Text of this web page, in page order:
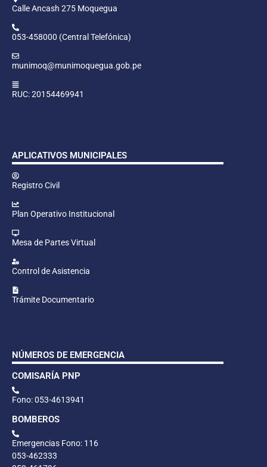
Calle Ancash 275 Moquegua
053-458000 (Central Telefónica)
munimoq@munimoquegua.gob.pe
RUC: 20154469941
APLICATIVOS MUNICIPALES
Registro Civil
Plan Operativo Institucional
Mesa de Partes Virtual
Control de Asistencia
Trámite Documentario
NÚMEROS DE EMERGENCIA
COMISARÍA PNP
Fono: 053-4613941
BOMBEROS
Emergencias Fono: 116
053-462333